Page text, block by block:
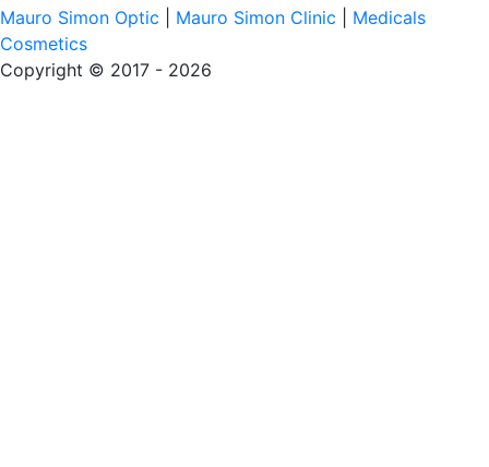
Mauro Simon Optic Mauro Simon Clinic
Medicals
Cosmetics
Copyright © 2017 - 2026